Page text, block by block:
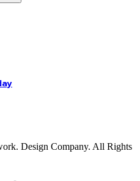
Design Company. All Rights